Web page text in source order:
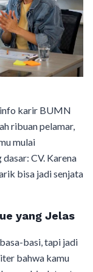
info karir BUMN
ribuan pelamar,
mulai
CV. Karena
bisa jadi senjata
yang Jelas
basi, tapi jadi
bahwa kamu